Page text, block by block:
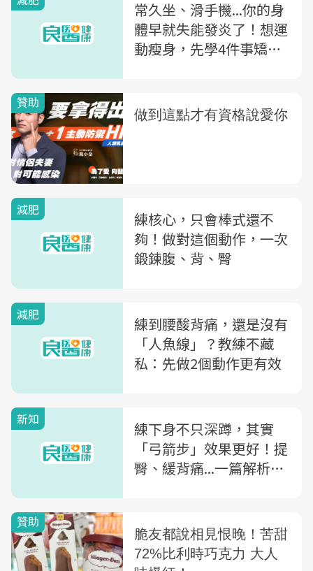
常久坐、滑手機...你的身
體早就失能發炎了！想運
動瘦身，先學4件事矯正
減肥
練核心，只會棒式還不
夠！做對這個動作，一次
鍛鍊腹、背、臀
減肥
練到腰酸背痛，還是沒有
「人魚線」？教練不藏
私：先做2個動作更有效
新知
練下身不只深蹲，其實
「弓箭步」效果更好！提
臀、緩背痛...一篇解析弓